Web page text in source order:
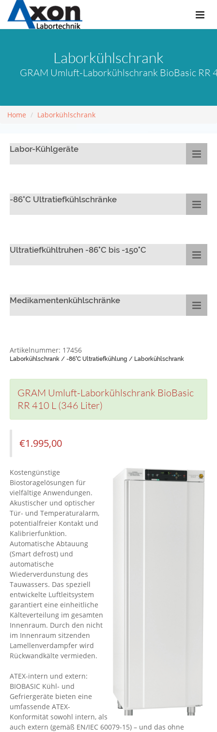
Laborkühlschrank
GRAM Umluft-Laborkühlschrank BioBasic RR
Home Laborkühlschrank
Labor-Kühlgeräte
-86°C Ultratiefkühlschränke
Ultratiefkühltruhen -86°C bis -150°C
Medikamentenkühlschränke
Artikelnummer: 17456
Laborkühlschrank / -86°C Ultratiefkühlung / Laborkühlschrank
GRAM Umluft-Laborkühlschrank BioBasic
RR 410 L (346 Liter)
€1.995,00
Kostengünstige
Biostoragelösungen für
vielfältige Anwendungen.
Akustischer und optischer
Tür- und Temperaturalarm,
potentialfreier Kontakt und
Kalibrierfunktion.
Automatische Abtauung
(Smart defrost) und
automatische
Wiederverdunstung des
Tauwassers. Das speziell
entwickelte Luftleitsystem
garantiert eine einheitliche
Kälteverteilung im gesamten
Innenraum. Durch den nicht
im Innenraum sitzenden
Lamellenverdampfer wird
Rückwandkälte vermieden.
ATEX-intern und extern:
BIOBASIC Kühl- und
Gefriergeräte bieten eine
umfassende ATEX-
Konformität sowohl intern, als
auch extern (gemäß EN/IEC 60079-15) – und das ohne